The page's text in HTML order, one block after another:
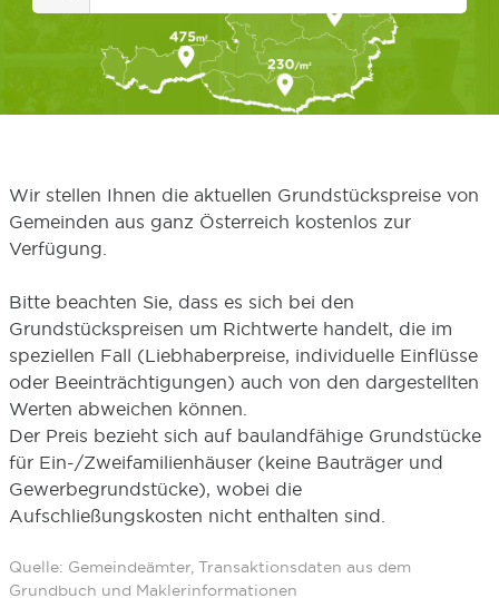
Wir stellen Ihnen die aktuellen Grundstückspreise von
Gemeinden aus ganz Österreich kostenlos zur
Verfügung.
Bitte beachten Sie, dass es sich bei den
Grundstückspreisen um Richtwerte handelt, die im
speziellen Fall (Liebhaberpreise, individuelle Einflüsse
oder Beeinträchtigungen) auch von den dargestellten
Werten abweichen können.
Der Preis bezieht sich auf baulandfähige Grundstücke
für Ein-/Zweifamilienhäuser (keine Bauträger und
Gewerbegrundstücke), wobei die
Aufschließungskosten nicht enthalten sind.
Quelle: Gemeindeämter, Transaktionsdaten aus dem
Grundbuch und Maklerinformationen